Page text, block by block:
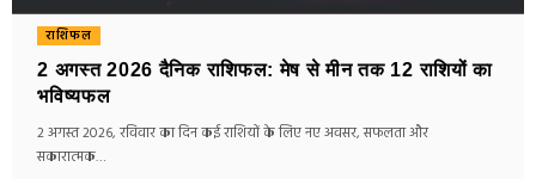
राशिफल
2 अगस्त 2026 दैनिक राशिफल: मेष से मीन तक 12 राशियों का
भविष्यफल
2 अगस्त 2026, रविवार का दिन कई राशियों के लिए नए अवसर, सफलता और
सकारात्मक…